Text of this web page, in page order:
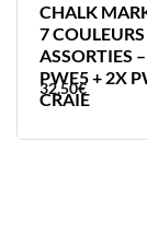
CHALK
7 COULEURS
ASSORTIES
PWE5 + 2X
CRAIE
32,50€